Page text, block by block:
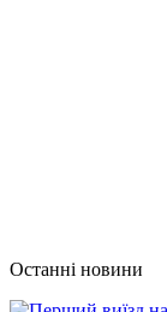
Останні новини